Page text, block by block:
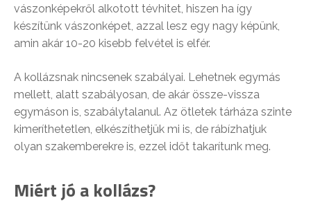
vászonképekről alkotott tévhitet, hiszen ha így
készítünk vászonképet, azzal lesz egy nagy képünk,
amin akár 10-20 kisebb felvétel is elfér.
A kollázsnak nincsenek szabályai. Lehetnek egymás
mellett, alatt szabályosan, de akár össze-vissza
egymáson is, szabálytalanul. Az ötletek tárháza szinte
kimeríthetetlen, elkészíthetjük mi is, de rábízhatjuk
olyan szakemberekre is, ezzel időt takarítunk meg.
Miért jó a kollázs?